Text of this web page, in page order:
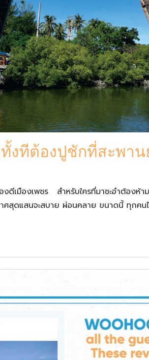
ทีต้องปูชักที่สะพาน
เมืองเพชร สำหรับใครที่มาชะอำต้องห้
ศสุดแสนจะสบาย ผ่อนคลาย ขนาดนี้ ทุกคน